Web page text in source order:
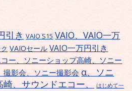
引き VAIO S15 VAIO、VAIO一万
VAIOセール VAIO一万円引き
ー、ソニーショップ高崎、ソニー
撮影会、ソニー撮影会 α、ソニ
、サウンドエコー、
はじめて一